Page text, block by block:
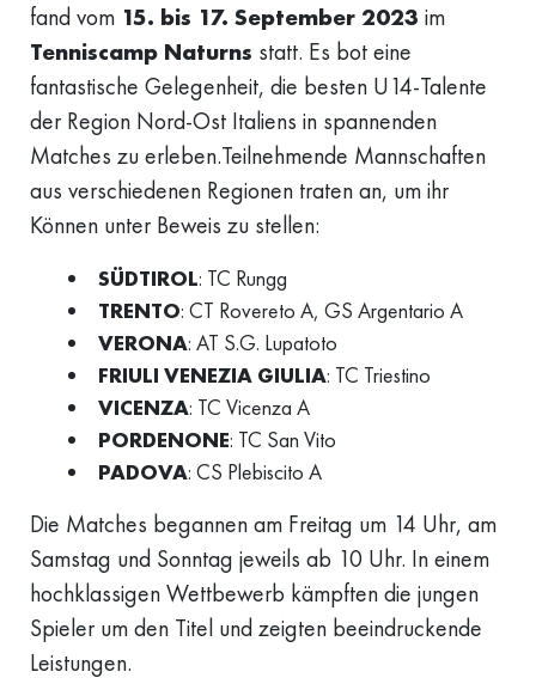
fand vom 15. bis 17. September 2023 im
Tenniscamp Naturns statt. Es bot eine
fantastische Gelegenheit, die besten U14-Talente
der Region Nord-Ost Italiens in spannenden
Matches zu erleben.Teilnehmende Mannschaften
aus verschiedenen Regionen traten an, um ihr
Können unter Beweis zu stellen:
SÜDTIROL: TC Rungg
TRENTO: CT Rovereto A, GS Argentario A
VERONA: AT S.G. Lupatoto
FRIULI VENEZIA GIULIA: TC Triestino
VICENZA: TC Vicenza A
PORDENONE: TC San Vito
PADOVA: CS Plebiscito A
Die Matches begannen am Freitag um 14 Uhr, am
Samstag und Sonntag jeweils ab 10 Uhr. In einem
hochklassigen Wettbewerb kämpften die jungen
Spieler um den Titel und zeigten beeindruckende
Leistungen.